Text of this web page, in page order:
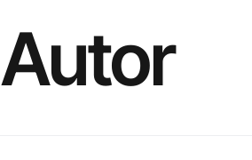
Autor